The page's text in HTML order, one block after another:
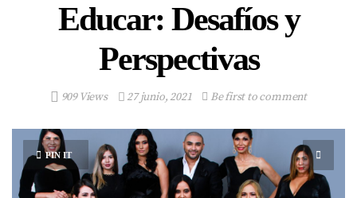
Educar: Desafíos y
Perspectivas
909 Views 27 junio, 2021 Be first to comment
PIN IT